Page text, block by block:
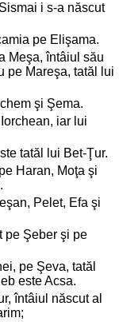
i s-a născut
pe Elişama.
Meşa, întâiul său
pe Mareşa, tatăl lui
şi Şema.
iar lui
tatăl lui Bet-Ţur.
Haran, Moţa şi
Pelet, Efa şi
pe Şeber şi pe
pe Şeva, tatăl
este Acsa.
întâiul născut al